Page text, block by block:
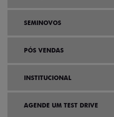
SEMINOVOS
PÓS VENDAS
INSTITUCIONAL
AGENDE UM TEST DRIVE